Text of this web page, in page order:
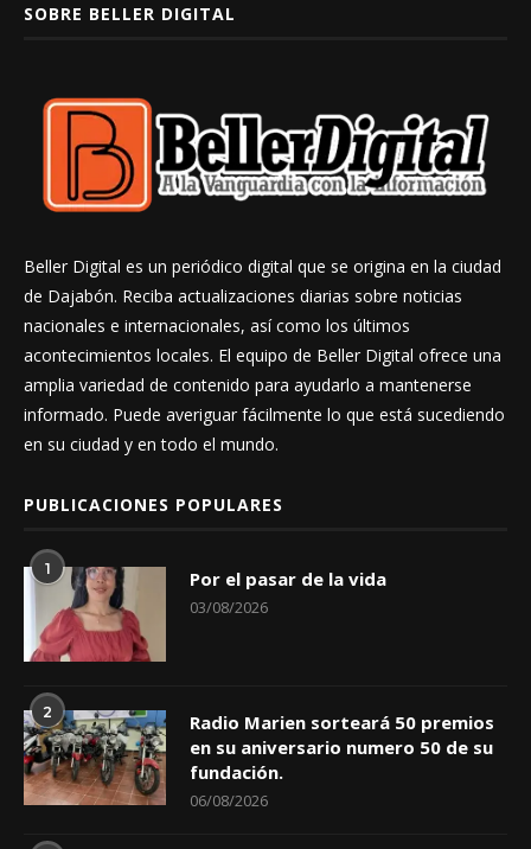
SOBRE BELLER DIGITAL
Beller Digital es un periódico digital que se origina en la ciudad
de Dajabón. Reciba actualizaciones diarias sobre noticias
nacionales e internacionales, así como los últimos
acontecimientos locales. El equipo de Beller Digital ofrece una
amplia variedad de contenido para ayudarlo a mantenerse
informado. Puede averiguar fácilmente lo que está sucediendo
en su ciudad y en todo el mundo.
PUBLICACIONES POPULARES
1 Por el pasar de la vida
03/08/2026
2
Radio Marien sorteará 50 premios
en su aniversario numero 50 de su
fundación.
06/08/2026